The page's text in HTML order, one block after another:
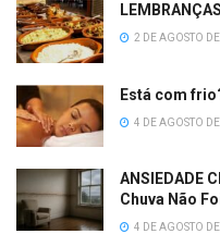
2 DE AGOSTO
Está com
4 DE AGOSTO
ANSIEDADE
Chuva Não
4 DE AGOSTO